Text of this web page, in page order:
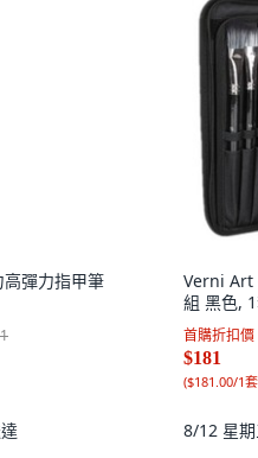
彈力指甲筆
Verni Art
組 黑色,
首購折扣價
$181
($181.00/1套
8/12 星期